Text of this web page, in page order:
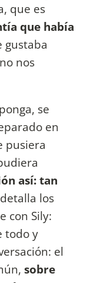
que es
que había
gustaba
nos
se
en
pusiera
así: tan
detalla los
con Sily:
todo y
el
sobre